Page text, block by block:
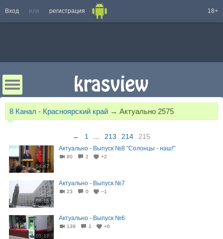
Вход или регистрация 18+
8 Канал - Красноярский край → Актуально 2575
← 1 213 214 215
04:47
Актуально - Выпуск №8 "Солонцы - наш!"
80 2 +2
06:15
Актуально - Выпуск №7
23 0 −1
05:17
Актуально - Выпуск №6
139 1 +6